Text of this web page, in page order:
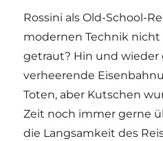
Rossini als Old-School-
modernen Technik
getraut? Hin und wieder
verheerende
Toten, aber Kutschen
Zeit noch immer gerne
die Langsamkeit des